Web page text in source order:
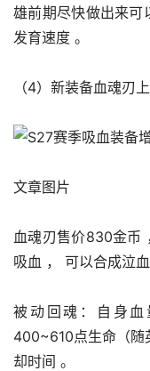
雄前期尽快做出来可
发育速度 。
（4）新装备血魂刃
文章图片
血魂刃售价830金币
吸血 ， 可以合成泣
被动回魂：自身
400~610点生命（随
却时间 。